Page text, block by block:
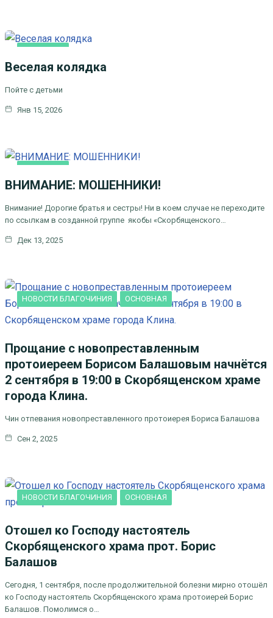
Веселая колядка
Пойте с детьми
Янв 15, 2026
ВНИМАНИЕ: МОШЕННИКИ!
Внимание! Дорогие братья и сестры! Ни в коем случае не переходите
по ссылкам в созданной группе якобы «Скорбященского…
Дек 13, 2025
НОВОСТИ БЛАГОЧИНИЯ ОСНОВНАЯ
Прощание с новопреставленным
протоиереем Борисом Балашовым начнётся
2 сентября в 19:00 в Скорбященском храме
города Клина.
Чин отпевания новопреставленного протоиерея Бориса Балашова
Сен 2, 2025
НОВОСТИ БЛАГОЧИНИЯ ОСНОВНАЯ
Отошел ко Господу настоятель
Скорбященского храма прот. Борис
Балашов
Сегодня, 1 сентября, после продолжительной болезни мирно отошёл
ко Господу настоятель Скорбященского храма протоиерей Борис
Балашов. Помолимся о…